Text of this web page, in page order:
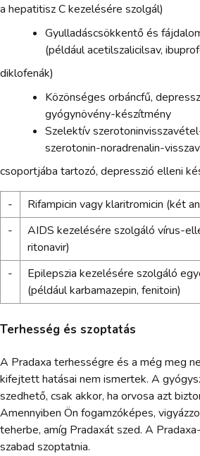
a hepatitisz C kezelésére szolgál)
Gyulladáscsökkentő és
(például acetilszalicilsav,
diklofenák)
Közönséges orbáncfű,
gyógynövény-készítmény
Szelektív
szerotonin-noradrenalin-
csoportjába tartozó, depresszió elleni
-
Rifampicin vagy klaritromicin (két
-
AIDS kezelésére szolgáló vírus-
ritonavir)
-
Epilepszia kezelésére szolgáló
(például karbamazepin, fenitoin)
Terhesség és szoptatás
A Pradaxa terhességre és a még meg
kifejtett hatásai nem ismertek. A
szedhető, csak akkor, ha orvosa azt
Amennyiben Ön fogamzóképes,
teherbe, amíg Pradaxát szed. A
szabad szoptatnia.